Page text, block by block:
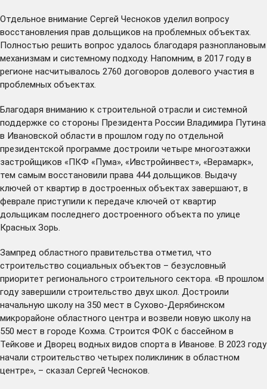
Отдельное внимание Сергей Чесноков уделил вопросу
восстановления прав дольщиков на проблемных объектах.
Полностью решить вопрос удалось благодаря разноплановым
механизмам и системному подходу. Напомним, в 2017 году в
регионе насчитывалось 2760 договоров долевого участия в
проблемных объектах.
Благодаря вниманию к строительной отрасли и системной
поддержке со стороны Президента России Владимира Путина
в Ивановской области в прошлом году по отдельной
президентской программе достроили четыре многоэтажки
застройщиков «ПКФ «Пума», «Ивстройинвест», «Верамарк»,
тем самым восстановили права 444 дольщиков. Выдачу
ключей от квартир в достроенных объектах завершают, в
феврале приступили к передаче ключей от квартир
дольщикам последнего достроенного объекта по улице
Красных Зорь.
Зампред областного правительства отметил, что
строительство социальных объектов – безусловный
приоритет регионального строительного сектора. «В прошлом
году завершили строительство двух школ. Достроили
начальную школу на 350 мест в Сухово-Дерябинском
микрорайоне областного центра и возвели новую школу на
550 мест в городе Кохма. Строится ФОК с бассейном в
Тейкове и Дворец водных видов спорта в Иванове. В 2023 году
начали строительство четырех поликлиник в областном
центре», – сказал Сергей Чесноков.